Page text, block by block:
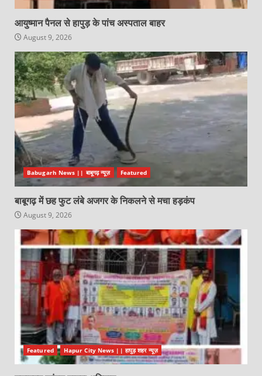
आयुष्मान पैनल से हापुड़ के पांच अस्पताल बाहर
August 9, 2026
Babugarh News || बाबूगढ़ न्यूज़ Featured
बाबूगढ़ में छह फुट लंबे अजगर के निकलने से मचा हड़कंप
August 9, 2026
Featured Hapur City News || हापुड़ शहर न्यूज़